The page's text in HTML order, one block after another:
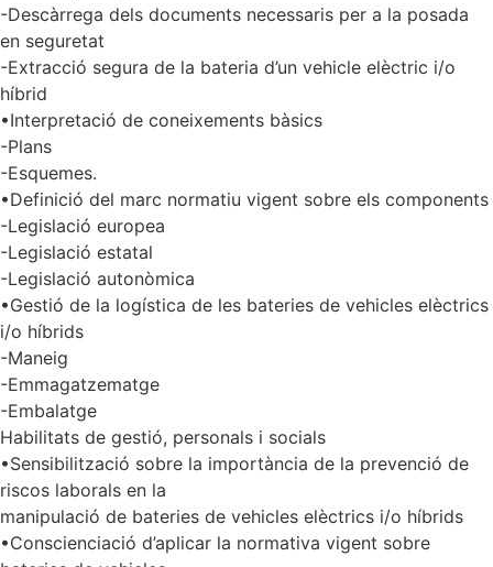
-Descàrrega dels documents necessaris per a la posada
en seguretat
-Extracció segura de la bateria d’un vehicle elèctric i/o
híbrid
•Interpretació de coneixements bàsics
-Plans
-Esquemes.
•Definició del marc normatiu vigent sobre els components
-Legislació europea
-Legislació estatal
-Legislació autonòmica
•Gestió de la logística de les bateries de vehicles elèctrics
i/o híbrids
-Maneig
-Emmagatzematge
-Embalatge
Habilitats de gestió, personals i socials
•Sensibilització sobre la importància de la prevenció de
riscos laborals en la
manipulació de bateries de vehicles elèctrics i/o híbrids
•Conscienciació d’aplicar la normativa vigent sobre